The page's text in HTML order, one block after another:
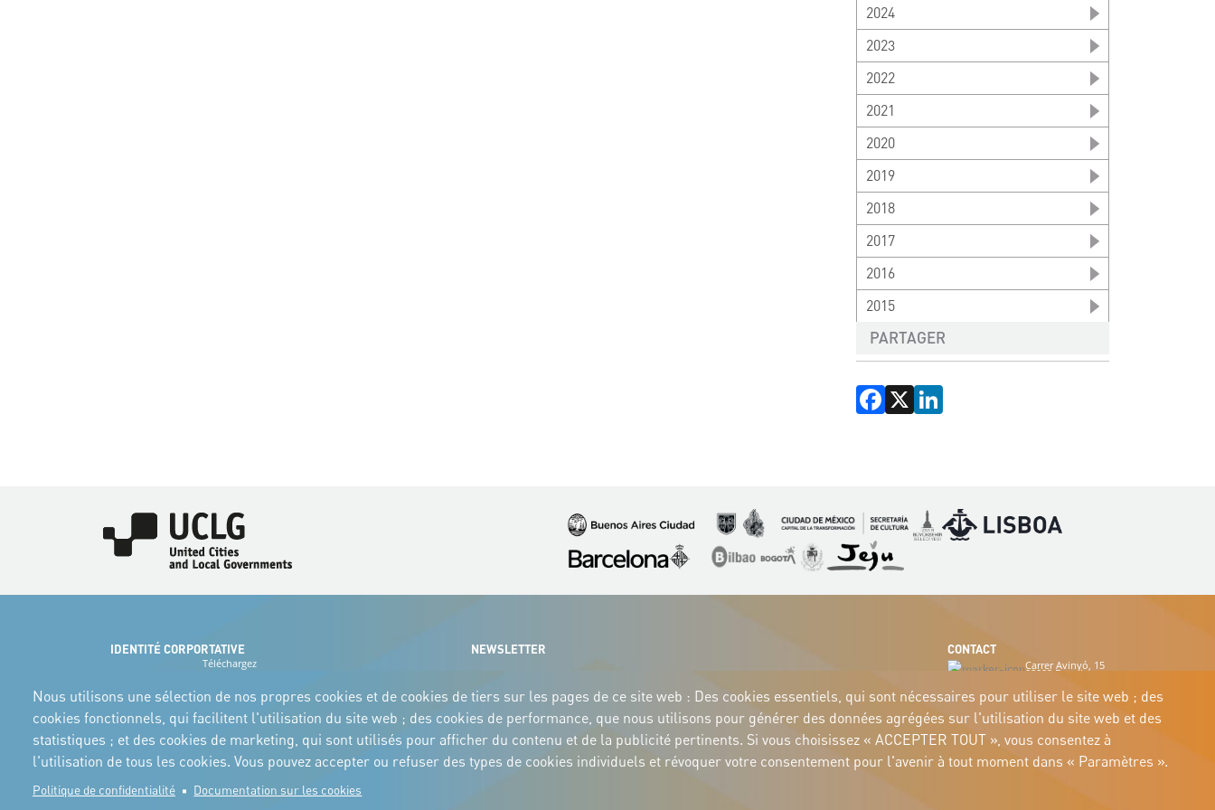
2024
2023
2022
2021
2020
2019
2018
2017
2016
2015
PARTAGER
Facebook
X
Image Image Image ImageImage
Image
Image Image ImageImage
IDENTITÉ CORPORTATIVE
Téléchargez
manuel
NEWSLETTER CONTACT
Carrer Avinyó, 15
08002 Barcelona
culture@uclg.org
Nous utilisons une sélection de nos propres cookies et de cookies de tiers sur les pages de ce site web : Des cookies essentiels, qui sont nécessaires pour utiliser le site web ; des
cookies fonctionnels, qui facilitent l'utilisation du site web ; des cookies de performance, que nous utilisons pour générer des données agrégées sur l'utilisation du site web et des
statistiques ; et des cookies de marketing, qui sont utilisés pour afficher du contenu et de la publicité pertinents. Si vous choisissez « ACCEPTER TOUT », vous consentez à
l'utilisation de tous les cookies. Vous pouvez accepter ou refuser des types de cookies individuels et révoquer votre consentement pour l'avenir à tout moment dans « Paramètres ».
Politique de confidentialité Documentation sur les cookies